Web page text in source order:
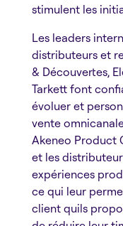
stimulent les
Les leaders
distributeurs et
& Découvertes,
Tarkett font
évoluer et
vente
Akeneo Product
et les
expériences
ce qui leur
client quils